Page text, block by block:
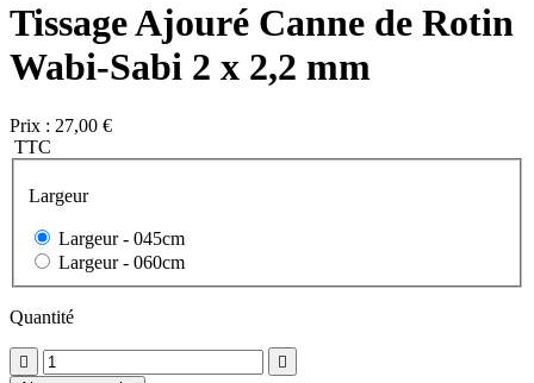
Tissage Ajouré Canne de Rotin
Wabi-Sabi 2 x 2,2 mm
Prix : 27,00 €
TTC
Largeur
Largeur - 045cm
Largeur - 060cm
Quantité

